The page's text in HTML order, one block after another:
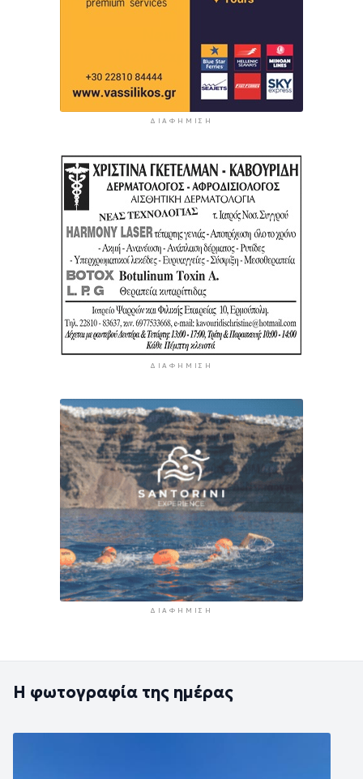
ΔΙΑΦΉΜΙΣΗ
ΔΙΑΦΉΜΙΣΗ
ΔΙΑΦΉΜΙΣΗ
Η φωτογραφία της ημέρας